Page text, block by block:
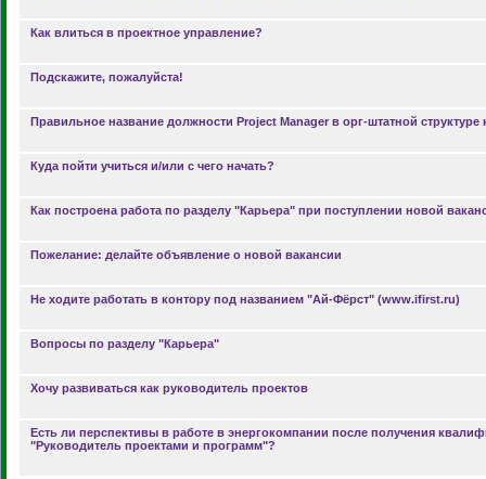
Как влиться в проектное управление?
Подскажите, пожалуйста!
Правильное название должности Project Manager в орг-штатной структуре
Куда пойти учиться и/или с чего начать?
Как построена работа по разделу "Карьера" при поступлении новой
Пожелание: делайте объявление о новой вакансии
Не ходите работать в контору под названием "Ай-Фёрст" (www.ifirst.ru)
Вопросы по разделу "Карьера"
Хочу развиваться как руководитель проектов
Есть ли перспективы в работе в энергокомпании после получения
"Руководитель проектами и программ"?